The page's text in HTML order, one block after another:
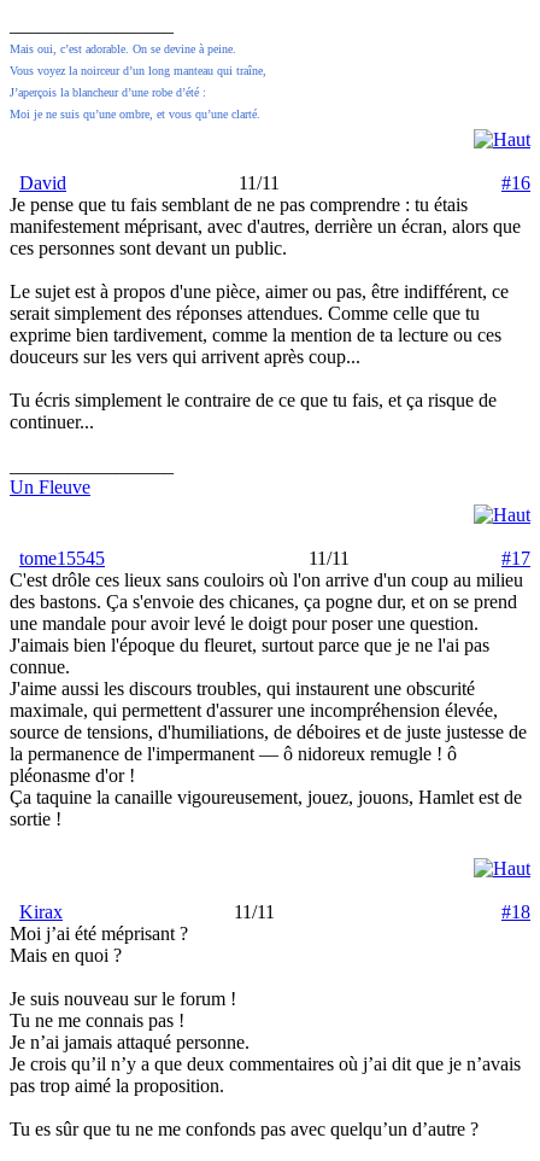
Mais oui, c’est adorable. On se devine à peine.
Vous voyez la noirceur d’un long manteau qui traîne,
J’aperçois la blancheur d’une robe d’été :
Moi je ne suis qu’une ombre, et vous qu’une clarté.
David 11/11
#16
Je pense que tu fais semblant de ne pas comprendre : tu étais
manifestement méprisant, avec d'autres, derrière un écran, alors que
ces personnes sont devant un public.
Le sujet est à propos d'une pièce, aimer ou pas, être indifférent, ce
serait simplement des réponses attendues. Comme celle que tu
exprime bien tardivement, comme la mention de ta lecture ou ces
douceurs sur les vers qui arrivent après coup...
Tu écris simplement le contraire de ce que tu fais, et ça risque de
continuer...
Un Fleuve
tome15545 11/11
#17
C'est drôle ces lieux sans couloirs où l'on arrive d'un coup au milieu
des bastons. Ça s'envoie des chicanes, ça pogne dur, et on se prend
une mandale pour avoir levé le doigt pour poser une question.
J'aimais bien l'époque du fleuret, surtout parce que je ne l'ai pas
connue.
J'aime aussi les discours troubles, qui instaurent une obscurité
maximale, qui permettent d'assurer une incompréhension élevée,
source de tensions, d'humiliations, de déboires et de juste justesse de
la permanence de l'impermanent — ô nidoreux remugle ! ô
pléonasme d'or !
Ça taquine la canaille vigoureusement, jouez, jouons, Hamlet est de
sortie !
Kirax 11/11
#18
Moi j’ai été méprisant ?
Mais en quoi ?
Je suis nouveau sur le forum !
Tu ne me connais pas !
Je n’ai jamais attaqué personne.
Je crois qu’il n’y a que deux commentaires où j’ai dit que je n’avais
pas trop aimé la proposition.
Tu es sûr que tu ne me confonds pas avec quelqu’un d’autre ?